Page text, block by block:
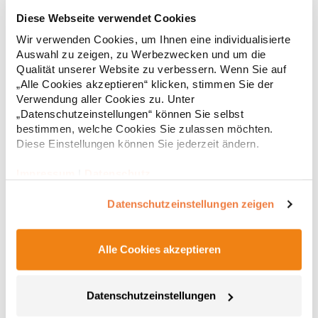
Diese Webseite verwendet Cookies
Wir verwenden Cookies, um Ihnen eine individualisierte
Auswahl zu zeigen, zu Werbezwecken und um die
Qualität unserer Website zu verbessern. Wenn Sie auf
„Alle Cookies akzeptieren“ klicken, stimmen Sie der
Verwendung aller Cookies zu. Unter
„Datenschutzeinstellungen“ können Sie selbst
bestimmen, welche Cookies Sie zulassen möchten.
Diese Einstellungen können Sie jederzeit ändern.
Datenschutzeinstellungen zeigen
Alle Cookies akzeptieren
Datenschutzeinstellungen
RY6618 Roly Eco Damen Polo Poloshirtshirt Prince
Tailliertes Kurzarm-Poloshirt für Damen aus zertifizierter Bio-
Baumwolle Kragen und Ärmelbündchen aus 1x1-Rippe
Knopfleiste mit zwei Knöpfen Verstärkte Nahtabdeckung am
Kragen Seitenschlitze am Saum Herausreißbares
LabelPfegehinweis: 40 °C waschbarBügeln erlaubtGrammatur:
210 g/m²Materialzusammensetzung: 100% Baumwolle (Heather
Grey: 85% Baumwolle / 15% Viskose)Angaben zur
Produktsicherheit: Herst.-Nr.: PO6618Hersteller: GORFACTORY
ab
* Preise inkl. gesetzlicher Mwst. +Versandkosten *